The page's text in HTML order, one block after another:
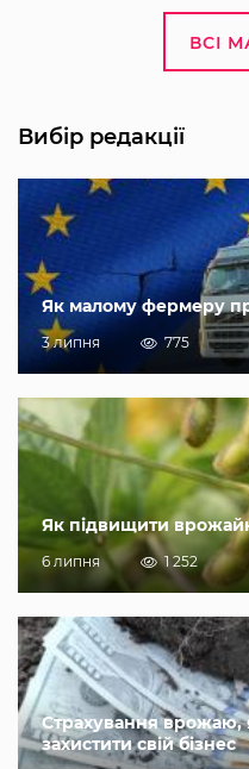
ВСІ
Вибір редакції
Як малому фермеру
3 липня 775
Як підвищити
6 липня 1 252
Страхування врожаю,
захистити свій бізнес